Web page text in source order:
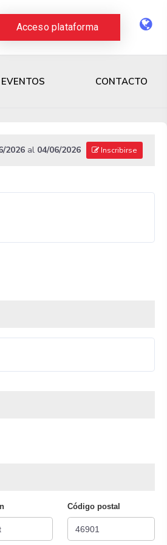
Acceso plataforma
EVENTOS CONTACTO
2026al 04/06/2026 Inscribirse
Código postal